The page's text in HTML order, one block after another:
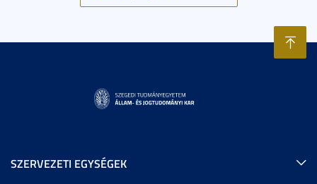
SZERVEZETI EGYSÉGEK